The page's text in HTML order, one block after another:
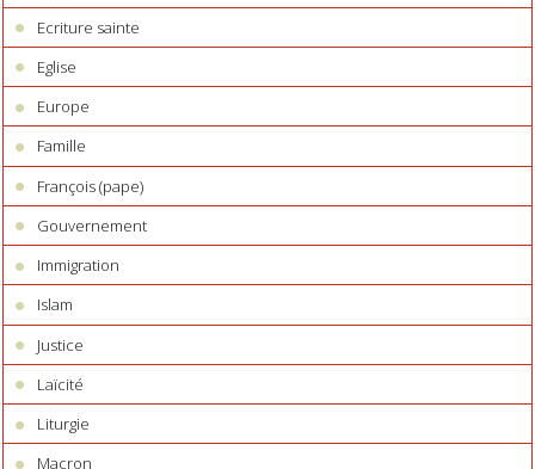
Ecriture sainte
Eglise
Europe
Famille
François (pape)
Gouvernement
Immigration
Islam
Justice
Laïcité
Liturgie
Macron